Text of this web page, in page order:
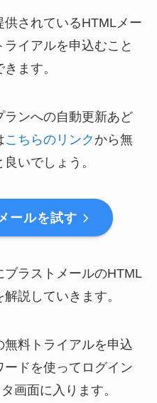
供されているHTMLメー
イアルを申込むこと
ます。
ンへの自動更新あど
こちらのリンク から無
いでしょう。
ールを試す
ラストメールのHTML
説していきます。
無料トライアルを申込
ドを使ってログイン
画面に入ります。